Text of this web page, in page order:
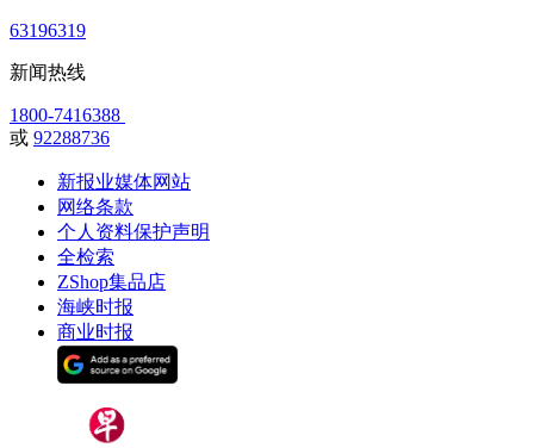
63196319
新闻热线
1800-7416388
或 92288736
新报业媒体网站
网络条款
个人资料保护声明
全检索
ZShop集品店
海峡时报
商业时报